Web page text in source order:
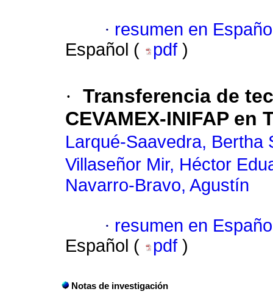
· resumen en
Español (
pdf )
· Transferencia de
CEVAMEX-INIFAP en
Larqué-Saavedra, Bertha
Villaseñor Mir, Héctor
Navarro-Bravo, Agustín
· resumen en
Español (
pdf )
Notas de investigación